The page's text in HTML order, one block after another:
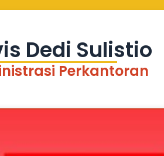
Dedi Sulistio
Perkantoran